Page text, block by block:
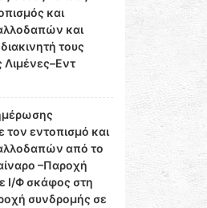
και
και
τους
Λιμένες–Εντ
τον εντοπισμό και
από το
–Παροχή
Ι/Φ σκάφος στη
συνδρομής σε